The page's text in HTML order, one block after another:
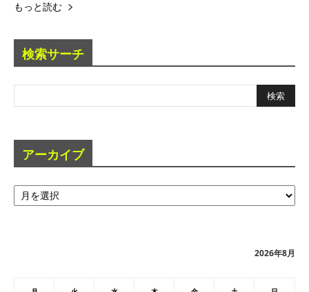
もっと読む
検索サーチ
アーカイブ
ア
ー
2026年8月